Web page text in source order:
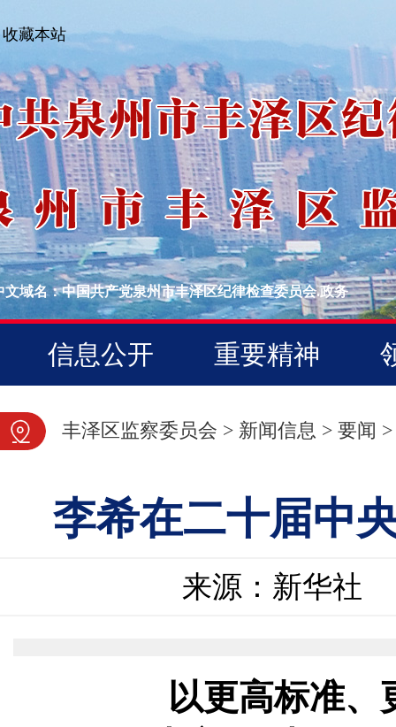
收藏本站
文域名：中国共产党泉州市丰泽区纪律检查委员会.政务
信息公开 重要精神
图片新闻
丰泽区监察委员会 > 新闻信息 > 要闻 >
李希在二十届中
来源：新华社
以更高标准、